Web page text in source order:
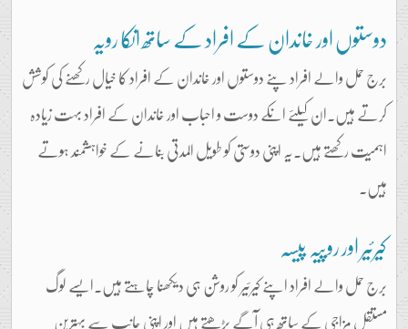
دوستوں اور خاندان کے افراد کے ساتھ انکا رویہ
برج حمل والے افراد پنے دوستوں اور خاندان کے افراد کا خیال رکھنے کی کوشش
کرتے ہیں۔ان کیلئے انکے دوست و احباب اور خاندان کے افراد بہت زیادہ
اہمیت رکھتے ہیں۔یہ اپنی دوستی کو طویل المدتی بنانے کے خواہشمند ہوتے
ہیں۔
کیرئیر اور روپیہ پیسہ
برج حمل والے افراد اپنے کیرئیر کو روشن ہی دیکھنا چاہتے ہیں۔ایسے لوگ